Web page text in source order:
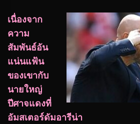
เนื่องจาก
ความ
สัมพันธ์อัน
แน่นแฟ้น
ของเขากับ
นายใหญ่
ปีศาจแดงที่
อัมสเตอร์ดัมอารีน่า